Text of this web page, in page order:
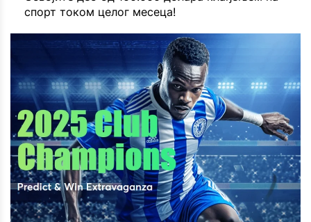
спорт током целог месеца!